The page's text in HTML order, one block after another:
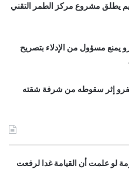
يطلق مشروع مركز الطمر التقني
يمنع مسؤول من الإدلاء بتصريح
إثر سقوطه من شرفة شقته
لو علمت أن القيامة غدا لرفعت